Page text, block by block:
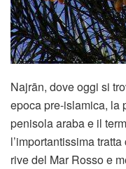
Najrān, dove oggi si
epoca pre-islamica, la
penisola araba e il
l’importantissima
rive del Mar Rosso e